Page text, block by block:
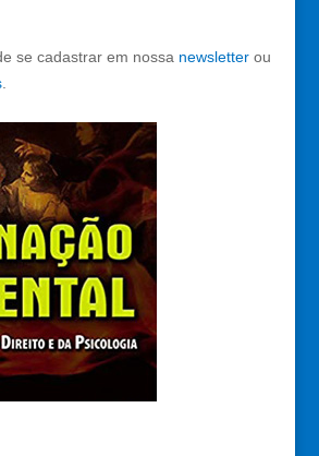
se cadastrar em nossa newsletterou
.